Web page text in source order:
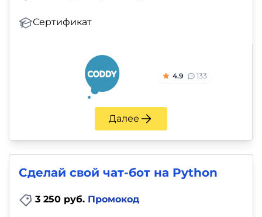
Сертификат
4.9 133
Далее
Сделай свой чат-бот на Python
3 250 руб. Промокод